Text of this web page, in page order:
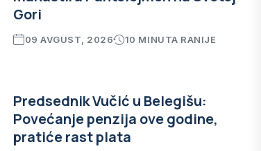
Gori
09 AVGUST, 2026 10 MINUTA RANIJE
Predsednik Vučić u Belegišu:
Povećanje penzija ove godine,
pratiće rast plata